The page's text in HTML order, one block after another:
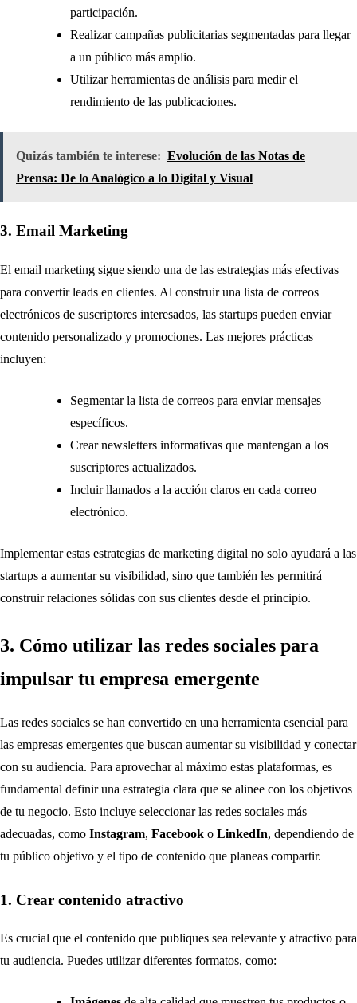
participación.
Realizar campañas publicitarias segmentadas para llegar
a un público más amplio.
Utilizar herramientas de análisis para medir el
rendimiento de las publicaciones.
Quizás también te interese: Evolución de las Notas de
Prensa: De lo Analógico a lo Digital y Visual
3. Email Marketing
El email marketing sigue siendo una de las estrategias más efectivas
para convertir leads en clientes. Al construir una lista de correos
electrónicos de suscriptores interesados, las startups pueden enviar
contenido personalizado y promociones. Las mejores prácticas
incluyen:
Segmentar la lista de correos para enviar mensajes
específicos.
Crear newsletters informativas que mantengan a los
suscriptores actualizados.
Incluir llamados a la acción claros en cada correo
electrónico.
Implementar estas estrategias de marketing digital no solo ayudará a las
startups a aumentar su visibilidad, sino que también les permitirá
construir relaciones sólidas con sus clientes desde el principio.
3. Cómo utilizar las redes sociales para
impulsar tu empresa emergente
Las redes sociales se han convertido en una herramienta esencial para
las empresas emergentes que buscan aumentar su visibilidad y conectar
con su audiencia. Para aprovechar al máximo estas plataformas, es
fundamental definir una estrategia clara que se alinee con los objetivos
de tu negocio. Esto incluye seleccionar las redes sociales más
adecuadas, como Instagram, Facebook o LinkedIn, dependiendo de
tu público objetivo y el tipo de contenido que planeas compartir.
1. Crear contenido atractivo
Es crucial que el contenido que publiques sea relevante y atractivo para
tu audiencia. Puedes utilizar diferentes formatos, como: